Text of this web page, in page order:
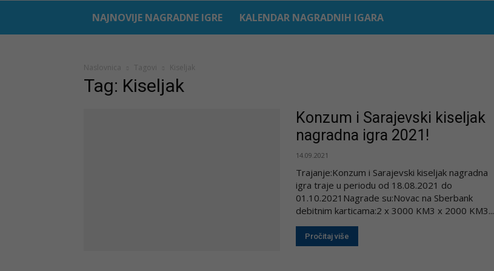
NAJNOVIJE NAGRADNE IGRE KALENDAR NAGRADNIH IGARA
Naslovnica Tagovi Kiseljak
Tag: Kiseljak
Konzum i Sarajevski kiseljak
nagradna igra 2021!
14.09.2021
Trajanje:Konzum i Sarajevski kiseljak nagradna
igra traje u periodu od 18.08.2021 do
01.10.2021Nagrade su:Novac na Sberbank
debitnim karticama:2 x 3000 KM3 x 2000 KM3...
Pročitaj više